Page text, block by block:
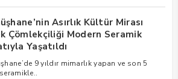
Asırlık Kültür Mirası
Çömlekçiliği Modern Seramik
Yaşatıldı
9 yıldır mimarlık yapan ve son 5